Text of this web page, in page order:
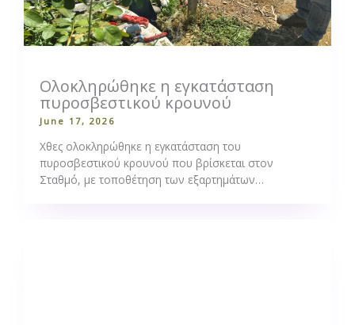
Ολοκληρώθηκε η εγκατάσταση
πυροσβεστικού κρουνού
June 17, 2026
Χθες ολοκληρώθηκε η εγκατάσταση του
πυροσβεστικού κρουνού που βρίσκεται στον
Σταθμό, με τοποθέτηση των εξαρτημάτων…